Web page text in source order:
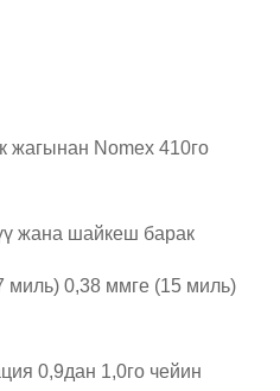
жагынан Nomex 410го
жана шайкеш барак
0,38 ммге (15 миль)
0,9дан 1,0го чейин